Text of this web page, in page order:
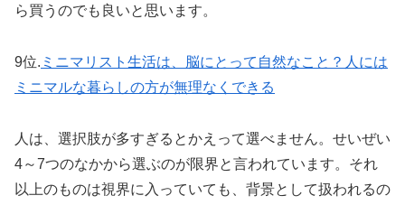
ら買うのでも良いと思います。
9位. ミニマリスト生活は、脳にとって自然なこと？人には
ミニマルな暮らしの方が無理なくできる
人は、選択肢が多すぎるとかえって選べません。せいぜい
4～7つのなかから選ぶのが限界と言われています。それ
以上のものは視界に入っていても、背景として扱われるの